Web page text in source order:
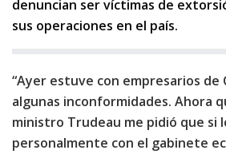
denuncian ser víctimas de
sus operaciones en el país.
“Ayer estuve con empresarios de
algunas inconformidades. Ahora
ministro Trudeau me pidió que si
personalmente con el gabinete